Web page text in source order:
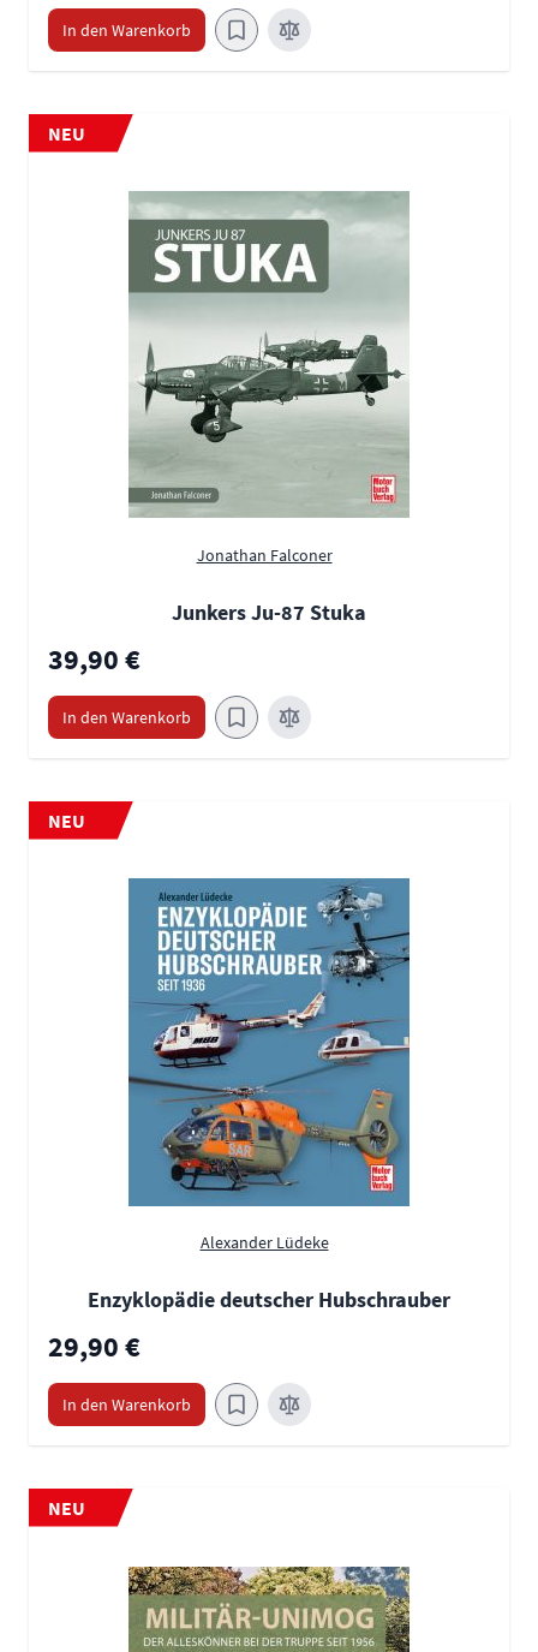
In den Warenkorb
NEU
Jonathan Falconer
Junkers Ju-87 Stuka
39,90 €
In den Warenkorb
NEU
Alexander Lüdeke
Enzyklopädie deutscher Hubschrauber
29,90 €
In den Warenkorb
NEU